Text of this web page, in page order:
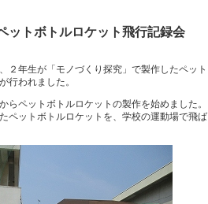
ットボトルロケット飛行記録会
２年生が「モノづくり探究」で製作したペット
行われました。
らペットボトルロケットの製作を始めました。
ペットボトルロケットを、学校の運動場で飛ば